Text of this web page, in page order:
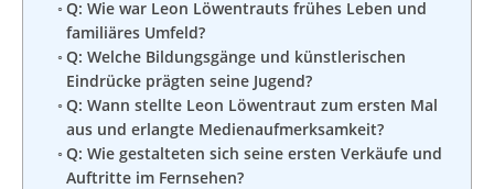
Q: Wie war Leon Löwentrauts frühes Leben und
familiäres Umfeld?
Q: Welche Bildungsgänge und künstlerischen
Eindrücke prägten seine Jugend?
Q: Wann stellte Leon Löwentraut zum ersten Mal
aus und erlangte Medienaufmerksamkeit?
Q: Wie gestalteten sich seine ersten Verkäufe und
Auftritte im Fernsehen?